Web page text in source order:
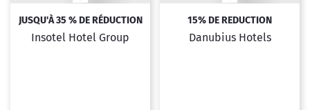
JUSQU'À 35 % DE RÉDUCTION
Insotel Hotel Group
15% DE REDUCTION
Danubius Hotels